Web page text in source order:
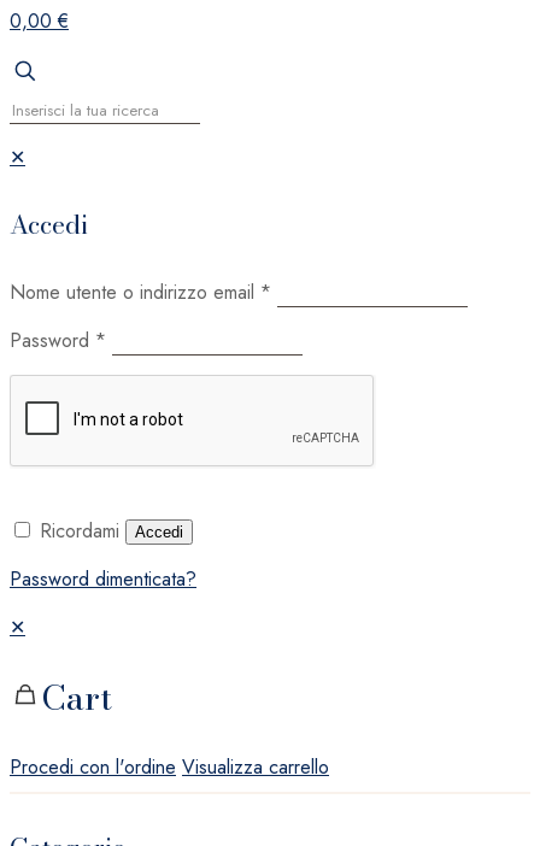
0,00 €
✕
Accedi
Nome utente o indirizzo email *
Password *
Ricordami Accedi
Password dimenticata?
✕
Cart
Procedi con l'ordine Visualizza carrello